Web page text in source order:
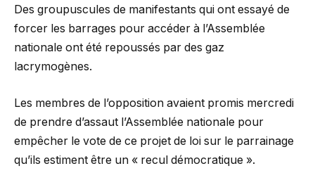
Des groupuscules de manifestants qui ont essayé de
forcer les barrages pour accéder à l’Assemblée
nationale ont été repoussés par des gaz
lacrymogènes.
Les membres de l’opposition avaient promis mercredi
de prendre d’assaut l’Assemblée nationale pour
empêcher le vote de ce projet de loi sur le parrainage
qu’ils estiment être un « recul démocratique ».